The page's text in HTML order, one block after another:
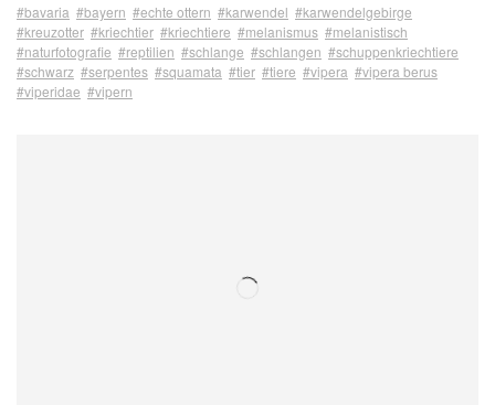
#bavaria #bayern #echte ottern #karwendel #karwendelgebirge
#kreuzotter #kriechtier #kriechtiere #melanismus #melanistisch
#naturfotografie #reptilien #schlange #schlangen #schuppenkriechtiere
#schwarz #serpentes #squamata #tier #tiere #vipera #vipera berus
#viperidae #vipern